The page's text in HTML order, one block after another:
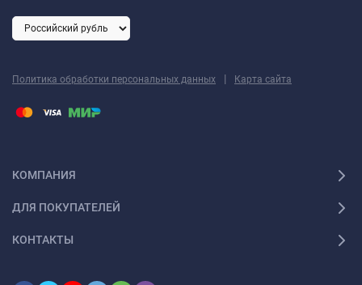
Политика обработки персональных данных | Карта сайта
КОМПАНИЯ
ДЛЯ ПОКУПАТЕЛЕЙ
КОНТАКТЫ